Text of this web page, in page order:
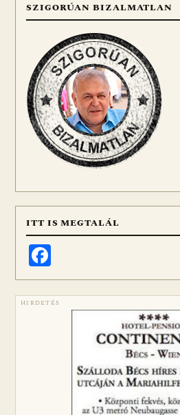
SZIGORÚAN BIZALMATLAN
ITT IS MEGTALÁL
HIRDETÉS